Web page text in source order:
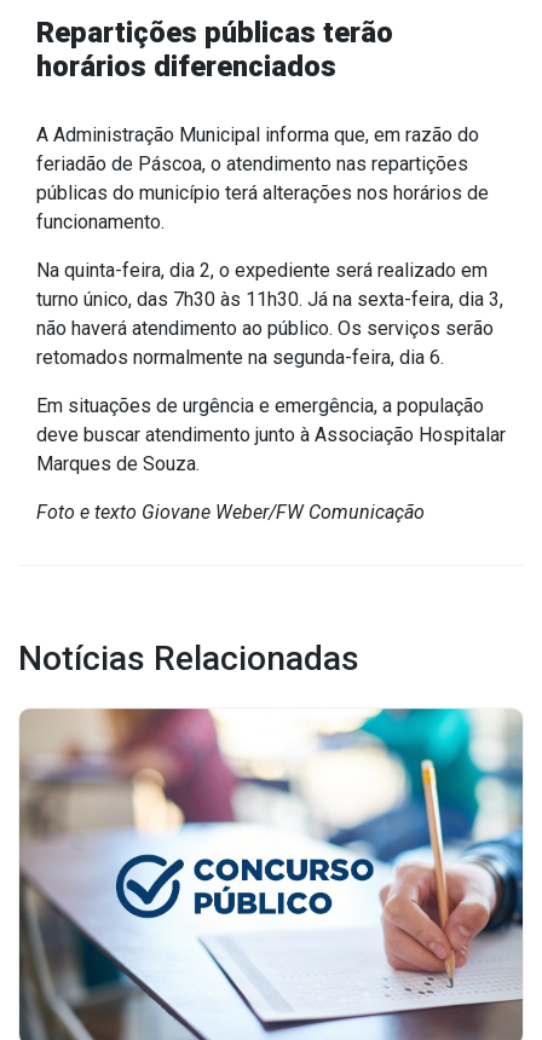
Obras
Saúde
Serviços
Nota Fiscal Eletrônica
Ouvidoria
Portal do Cidadão
Portal do Servidor
Publicações
Recursos Humanos
Seletivo Simplificado
Concursos
Instruções Normativas
Licitações
Dispensas e Inexigibilidades
Chamamentos Públicos
Leis, Decretos e Portarias
Repartições públicas terão
horários diferenciados
A Administração Municipal informa que, em razão do
feriadão de Páscoa, o atendimento nas repartições
públicas do município terá alterações nos horários de
funcionamento.
Na quinta-feira, dia 2, o expediente será realizado em
turno único, das 7h30 às 11h30. Já na sexta-feira, dia 3,
não haverá atendimento ao público. Os serviços serão
retomados normalmente na segunda-feira, dia 6.
Em situações de urgência e emergência, a população
deve buscar atendimento junto à Associação Hospitalar
Marques de Souza.
Foto e texto Giovane Weber/FW Comunicação
Notícias Relacionadas